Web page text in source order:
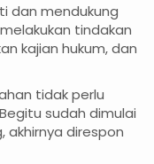
dan mendukung
tindakan
kajian hukum, dan
tidak perlu
sudah dimulai
akhirnya direspon